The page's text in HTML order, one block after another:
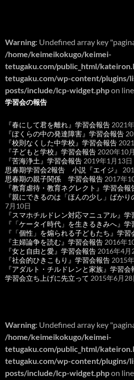
Warning: Undefined array key
/home/keimeikokugo/keimei-
tetugaku.com/public_html/
tetugaku.com/wp-content/plugins/
posts/include/lcp-widget.phpon line
学習会の報告
『春にして君を離れ』学習会報告 2021
『ぼくらの中の発達障害』学習会報告
『校則なくした中学校』学習会報告
『子どもと学校』学習会報告 2020年10
『苦海浄土』学習会報告 2019年1月13日
思春期学習会2報告 小説『エイジ』
思春期の親子関係 学習会報告 2017年
『教育虐待・教育ネグレクト』学習会報
『親にできるのは「ほんの少し」ばか
7月10日
『スマホチルドレン対応マニュアル』学
『「ケータイ時代」を生きるきみへ』学
『「個性」を煽られる子どもたち』学習
『主婦論争を読む』学習会報告 2016年
『女と自由と愛』学習会報告 2016年4月
『社会的ひきこもり』学習会報告 2015
『アダルト・チルドレンと家族』学習会
学習会立ち上げに先立って 2015年6月28
Warning: Undefined array key
/home/keimeikokugo/keimei-
tetugaku.com/public_html/
tetugaku.com/wp-content/plugins/
posts/include/lcp-widget.phpon line